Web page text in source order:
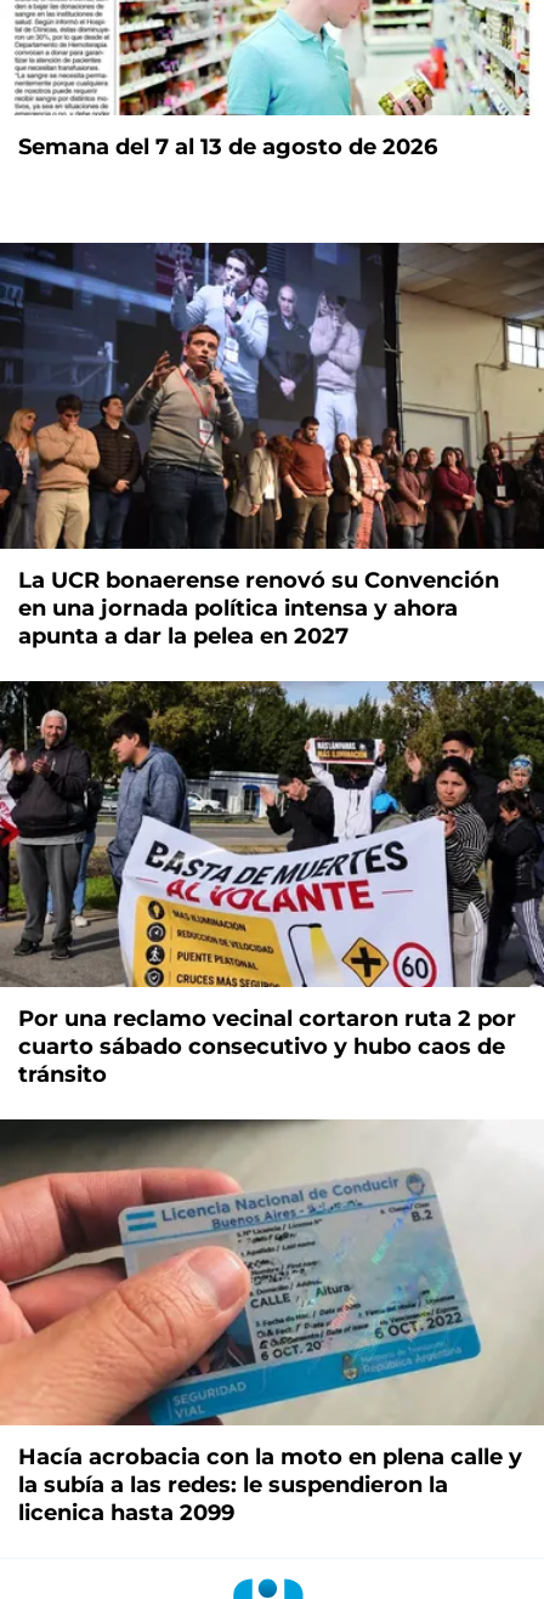
Semana del 7 al 13 de agosto de 2026
La UCR bonaerense renovó su Convención
en una jornada política intensa y ahora
apunta a dar la pelea en 2027
Por una reclamo vecinal cortaron ruta 2 por
cuarto sábado consecutivo y hubo caos de
tránsito
Hacía acrobacia con la moto en plena calle y
la subía a las redes: le suspendieron la
licenica hasta 2099